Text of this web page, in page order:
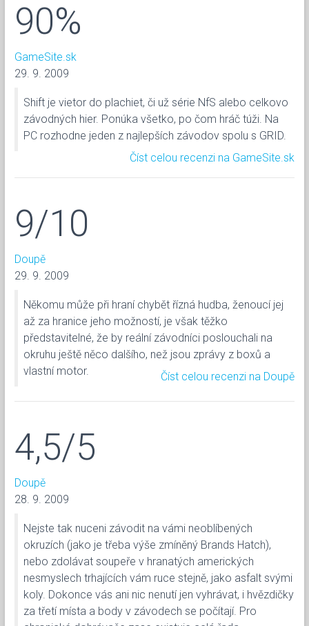
90%
GameSite.sk
29. 9. 2009
Shift je vietor do plachiet, či už série NfS alebo celkovo
závodných hier. Ponúka všetko, po čom hráč túži. Na
PC rozhodne jeden z najlepších závodov spolu s GRID.
Číst celou recenzi na GameSite.sk
9/10
Doupě
29. 9. 2009
Někomu může při hraní chybět řízná hudba, ženoucí jej
až za hranice jeho možností, je však těžko
představitelné, že by reální závodníci poslouchali na
okruhu ještě něco dalšího, než jsou zprávy z boxů a
vlastní motor.
Číst celou recenzi na Doupě
4,5/5
Doupě
28. 9. 2009
Nejste tak nuceni závodit na vámi neoblíbených
okruzích (jako je třeba výše zmíněný Brands Hatch),
nebo zdolávat soupeře v hranatých amerických
nesmyslech trhajících vám ruce stejně, jako asfalt svými
koly. Dokonce vás ani nic nenutí jen vyhrávat, i hvězdičky
za třetí místa a body v závodech se počítají. Pro